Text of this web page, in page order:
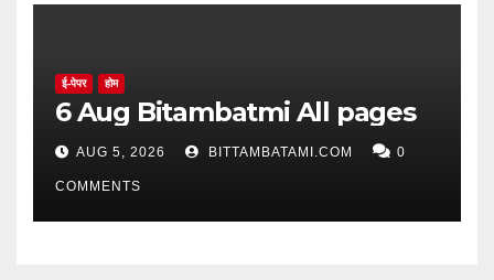
ई-पेपर होम
6 Aug Bitambatmi All pages
AUG 5, 2026 BITTAMBATAMI.COM 0
COMMENTS